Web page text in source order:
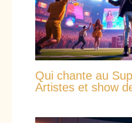
Qui chante au
Artistes et show